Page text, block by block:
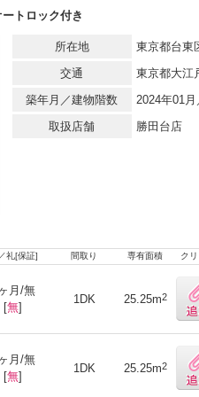
トロック付き
所在地
東京都台東
交通
東京都大江
築年月／建物階数
2024年01
取扱店舗
勝田台店
礼[保証] 間取り 専有面積 ク
月/無
[無]
1DK 25.25m2
月/無
[無]
1DK 25.25m2